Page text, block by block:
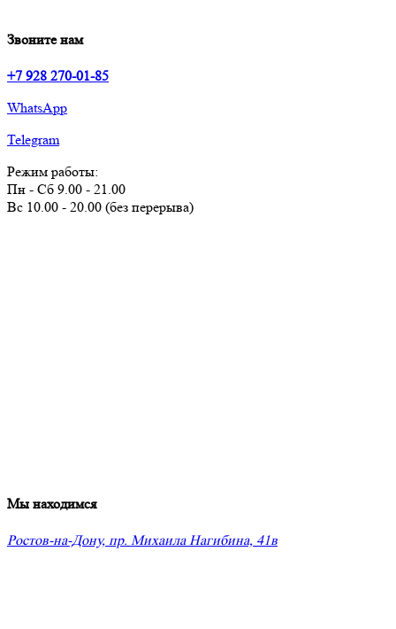
Звоните нам
+7 928 270-01-85
WhatsApp
Telegram
Режим работы:
Пн - Сб 9.00 - 21.00
Вс 10.00 - 20.00 (без перерыва)
Мы находимся
Ростов-на-Дону, пр. Михаила Нагибина, 41в